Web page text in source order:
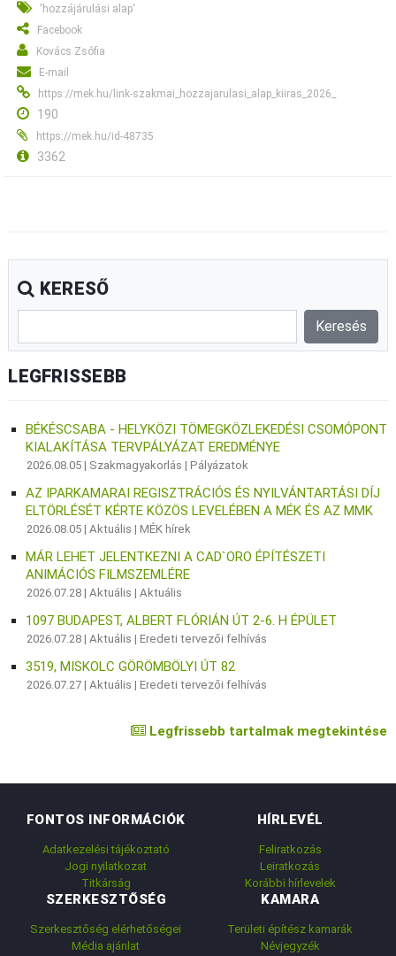
'hozzájárulási alap'
Facebook
Kovács Zsófia
E-mail
https://mek.hu/link-szakmai_hozzajarulasi_alap_kiiras_2026_
190
https://mek.hu/id-48735
3362
KERESŐ
LEGFRISSEBB
BÉKÉSCSABA - HELYKÖZI TÖMEGKÖZLEKEDÉSI CSOMÓPONT
KIALAKÍTÁSA TERVPÁLYÁZAT EREDMÉNYE
2026.08.05 | Szakmagyakorlás |Pályázatok
AZ IPARKAMARAI REGISZTRÁCIÓS ÉS NYILVÁNTARTÁSI DÍJ
ELTÖRLÉSÉT KÉRTE KÖZÖS LEVELÉBEN A MÉK ÉS AZ MMK
2026.08.05 |Aktuális |MÉK hírek
MÁR LEHET JELENTKEZNI A CAD`ORO ÉPÍTÉSZETI
ANIMÁCIÓS FILMSZEMLÉRE
2026.07.28 |Aktuális |Aktuális
1097 BUDAPEST, ALBERT FLÓRIÁN ÚT 2-6. H ÉPÜLET
2026.07.28 |Aktuális |Eredeti tervezői felhívás
3519, MISKOLC GÖRÖMBÖLYI ÚT 82
2026.07.27 |Aktuális |Eredeti tervezői felhívás
Legfrissebb tartalmak megtekintése
FONTOS INFORMÁCIÓK
Adatkezelési tájékoztató
Jogi nyilatkozat
Titkárság
HÍRLEVÉL
Feliratkozás
Leiratkozás
Korábbi hírlevelek
SZERKESZTŐSÉG
Szerkesztőség elérhetőségei
Média ajánlat
KAMARA
Területi építész kamarák
Névjegyzék